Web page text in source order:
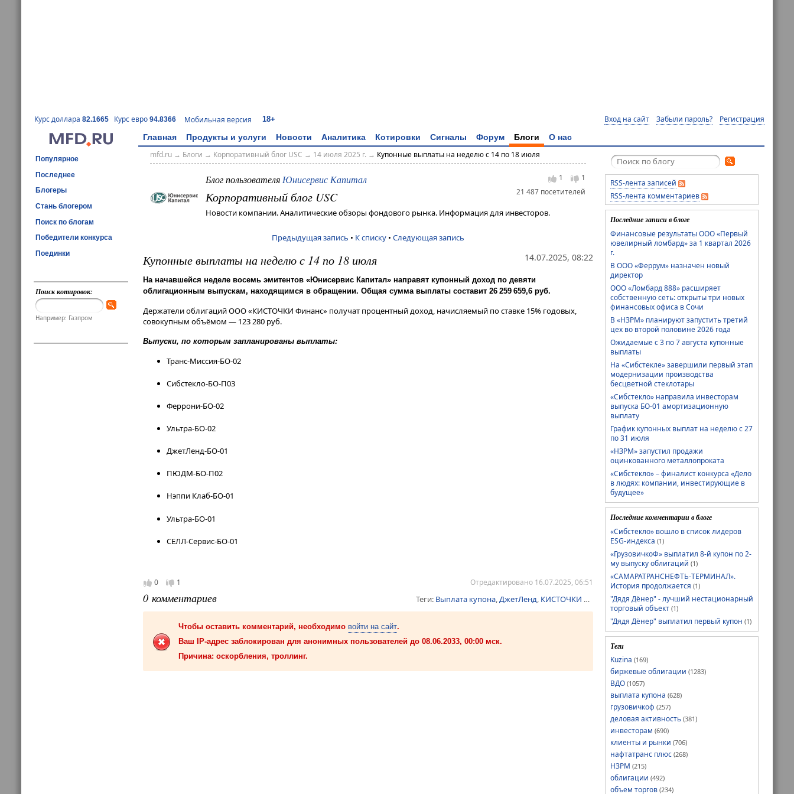
Курс доллара 82.1665 Курс евро 94.8366 Мобильная версия 18+ Вход на сайт Забыли пароль? Регистрация
Главная Продукты и услуги Новости Аналитика Котировки Сигналы Форум Блоги О нас
Популярное
Последнее
Блогеры
Стань блогером
Поиск по блогам
Победители конкурса
Поединки
Поиск котировок:
Например: Газпром
mfd.ru→ Блоги → Корпоративный блог USC → 14 июля 2025 г. → Купонные выплаты на неделю с 14 по 18 июля
1
1
21 487 посетителей
Блог пользователяЮнисервис Капитал
Корпоративный блог USC
Новости компании. Аналитические обзоры фондового рынка. Информация для инвесторов.
Предыдущая запись • К списку • Следующая запись
14.07.2025, 08:22
Купонные выплаты на неделю с 14 по 18 июля
На начавшейся неделе восемь эмитентов «Юнисервис Капитал» направят купонный доход по девяти
облигационным выпускам, находящимся в обращении. Общая сумма выплаты составит 26 259 659,6 руб.
Держатели облигаций ООО «КИСТОЧКИ Финанс» получат процентный доход, начисляемый по ставке 15% годовых,
совокупным объёмом — 123 280 руб.
Выпуски, по которым запланированы выплаты:
Транс-Миссия-БО-02
Сибстекло-БО-П03
Феррони-БО-02
Ультра-БО-02
ДжетЛенд-БО-01
ПЮДМ-БО-П02
Нэппи Клаб-БО-01
Ультра-БО-01
СЕЛЛ-Сервис-БО-01
Отредактировано 16.07.2025, 06:51
0 1
Теги: Выплата купона,ДжетЛенд, КИСТОЧКИ Финанс ,Нэппи Клаб,ПЮДМ, СЕЛЛ-Сервис,Сибстекло
0 комментариев
Чтобы оставить комментарий, необходимо войти на сайт.
Ваш IP-адрес заблокирован для анонимных пользователей до 08.06.2033, 00:00 мск.
Причина: оскорбления, троллинг.
RSS-лента записей
RSS-лента комментариев
Последние записи в блоге
Финансовые результаты ООО «Первый
ювелирный ломбард» за 1 квартал 2026
г.
В ООО «Феррум» назначен новый
директор
ООО «Ломбард 888» расширяет
собственную сеть: открыты три новых
финансовых офиса в Сочи
В «НЗРМ» планируют запустить третий
цех во второй половине 2026 года
Ожидаемые с 3 по 7 августа купонные
выплаты
На «Сибстекле» завершили первый этап
модернизации производства
бесцветной стеклотары
«Сибстекло» направила инвесторам
выпуска БО-01 амортизационную
выплату
График купонных выплат на неделю с 27
по 31 июля
«НЗРМ» запустил продажи
оцинкованного металлопроката
«Сибстекло» – финалист конкурса «Дело
в людях: компании, инвестирующие в
будущее»
Последние комментарии в блоге
«Сибстекло» вошло в список лидеров
ESG-индекса (1)
«ГрузовичкоФ» выплатил 8-й купон по 2-
му выпуску облигаций (1)
«САМАРАТРАНСНЕФТЬ-ТЕРМИНАЛ».
История продолжается (1)
"Дядя Дёнер" - лучший нестационарный
торговый объект (1)
"Дядя Дёнер" выплатил первый купон (1)
Теги
Kuzina (169)
биржевые облигации (1283)
ВДО (1057)
выплата купона (628)
грузовичкоф (257)
деловая активность (381)
инвесторам (690)
клиенты и рынки (706)
нафтатранс плюс (268)
НЗРМ (215)
облигации (492)
объем торгов (234)